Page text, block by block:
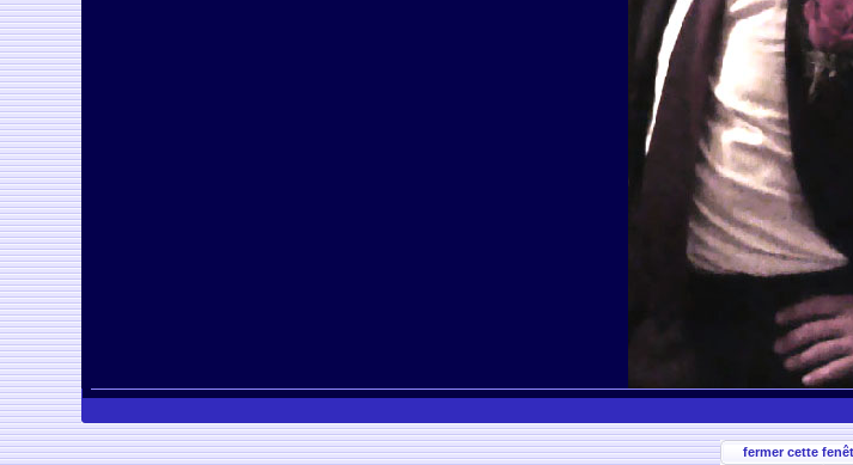
fermer cette